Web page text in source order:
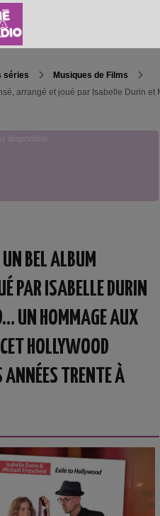
séries
Musiques de Films
arrangé et joué par Isabelle Durin
disponible
BEL ALBUM
PAR ISABELLE DURIN
UN HOMMAGE AUX
HOLLYWOOD
ANNÉES TRENTE À